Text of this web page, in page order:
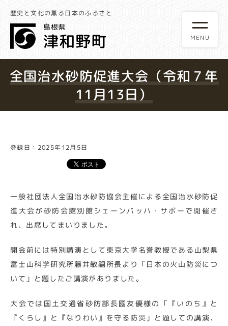
歴史と文化の薫る日本のふるさと
全国治水砂防促進大会（令和７年
11月13日）
登録日：2025年12月5日
一般社団法人全国治水砂防協会主催による全国治水砂防促
進大会が砂防会館別館シェーンバッハ・サボーで開催さ
れ、出席してまいりました。
開会前には特別講演として東京大学名誉教授である山梨県
富士山科学研究所藤井敏嗣所長より「日本の火山防災につ
いて」と題したご講演がありました。
大会では国土交通省砂防部長國友優様の「『いのち』と
『くらし』と『なりわい』を守る防災」と題しての講演、